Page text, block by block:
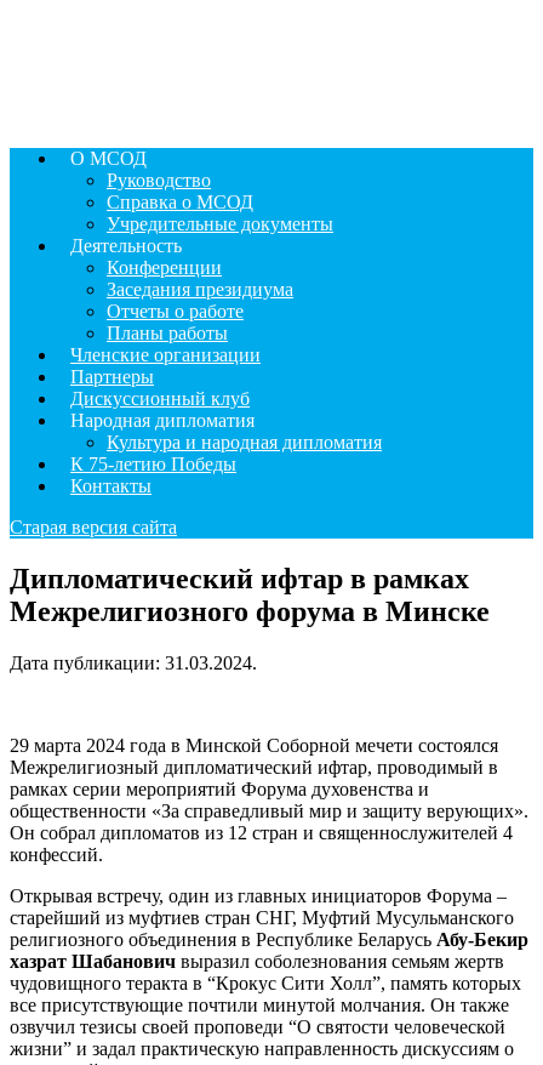
О МСОД
Руководство
Справка о МСОД
Учредительные документы
Деятельность
Конференции
Заседания президиума
Отчеты о работе
Планы работы
Членские организации
Партнеры
Дискуссионный клуб
Народная дипломатия
Культура и народная дипломатия
К 75-летию Победы
Контакты
Старая версия сайта
Дипломатический ифтар в рамках
Межрелигиозного форума в Минске
Дата публикации: 31.03.2024.
29 марта 2024 года в Минской Соборной мечети состоялся
Межрелигиозный дипломатический ифтар, проводимый в
рамках серии мероприятий Форума духовенства и
общественности «За справедливый мир и защиту верующих».
Он собрал дипломатов из 12 стран и священнослужителей 4
конфессий.
Открывая встречу, один из главных инициаторов Форума –
старейший из муфтиев стран СНГ, Муфтий Мусульманского
религиозного объединения в Республике Беларусь Абу-Бекир
хазрат Шабанович выразил соболезнования семьям жертв
чудовищного теракта в “Крокус Сити Холл”, память которых
все присутствующие почтили минутой молчания. Он также
озвучил тезисы своей проповеди “О святости человеческой
жизни” и задал практическую направленность дискуссиям о